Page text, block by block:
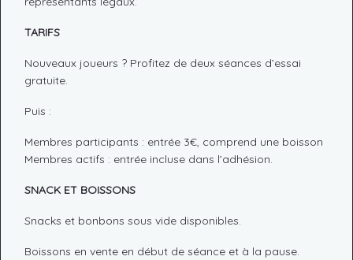
TARIFS
Nouveaux joueurs ? Profitez de deux séances d’essai
gratuite.
Puis :
Membres participants : entrée 3€, comprend une boisson
Membres actifs : entrée incluse dans l’adhésion.
SNACK ET BOISSONS
Snacks et bonbons sous vide disponibles.
Boissons en vente en début de séance et à la pause.